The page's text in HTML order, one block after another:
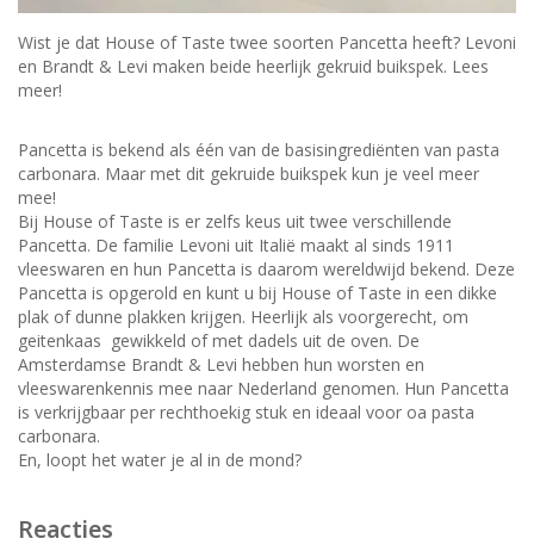
Wist je dat House of Taste twee soorten Pancetta heeft? Levoni
en Brandt & Levi maken beide heerlijk gekruid buikspek. Lees
meer!
Pancetta is bekend als één van de basisingrediënten van pasta
carbonara. Maar met dit gekruide buikspek kun je veel meer
mee!
Bij House of Taste is er zelfs keus uit twee verschillende
Pancetta. De familie Levoni uit Italië maakt al sinds 1911
vleeswaren en hun Pancetta is daarom wereldwijd bekend. Deze
Pancetta is opgerold en kunt u bij House of Taste in een dikke
plak of dunne plakken krijgen. Heerlijk als voorgerecht, om
geitenkaas gewikkeld of met dadels uit de oven. De
Amsterdamse Brandt & Levi hebben hun worsten en
vleeswarenkennis mee naar Nederland genomen. Hun Pancetta
is verkrijgbaar per rechthoekig stuk en ideaal voor oa pasta
carbonara.
En, loopt het water je al in de mond?
Reacties